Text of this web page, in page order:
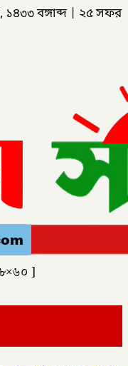
১৪৩৩ বঙ্গাব্দ
২৫ সফর
]